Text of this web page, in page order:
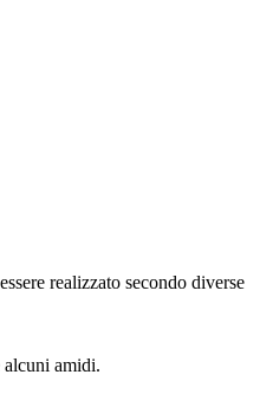
realizzato secondo diverse
alcuni amidi.